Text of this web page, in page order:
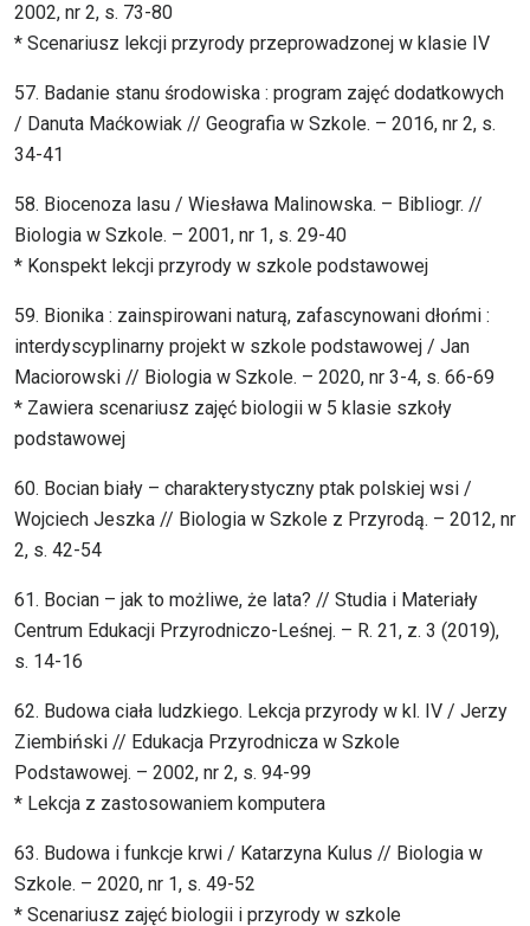
2002, nr 2, s. 73-80
* Scenariusz lekcji przyrody przeprowadzonej w klasie IV
57. Badanie stanu środowiska : program zajęć dodatkowych
/ Danuta Maćkowiak // Geografia w Szkole. – 2016, nr 2, s.
34-41
58. Biocenoza lasu / Wiesława Malinowska. – Bibliogr. //
Biologia w Szkole. – 2001, nr 1, s. 29-40
* Konspekt lekcji przyrody w szkole podstawowej
59. Bionika : zainspirowani naturą, zafascynowani dłońmi :
interdyscyplinarny projekt w szkole podstawowej / Jan
Maciorowski // Biologia w Szkole. – 2020, nr 3-4, s. 66-69
* Zawiera scenariusz zajęć biologii w 5 klasie szkoły
podstawowej
60. Bocian biały – charakterystyczny ptak polskiej wsi /
Wojciech Jeszka // Biologia w Szkole z Przyrodą. – 2012, nr
2, s. 42-54
61. Bocian – jak to możliwe, że lata? // Studia i Materiały
Centrum Edukacji Przyrodniczo-Leśnej. – R. 21, z. 3 (2019),
s. 14-16
62. Budowa ciała ludzkiego. Lekcja przyrody w kl. IV / Jerzy
Ziembiński // Edukacja Przyrodnicza w Szkole
Podstawowej. – 2002, nr 2, s. 94-99
* Lekcja z zastosowaniem komputera
63. Budowa i funkcje krwi / Katarzyna Kulus // Biologia w
Szkole. – 2020, nr 1, s. 49-52
* Scenariusz zajęć biologii i przyrody w szkole